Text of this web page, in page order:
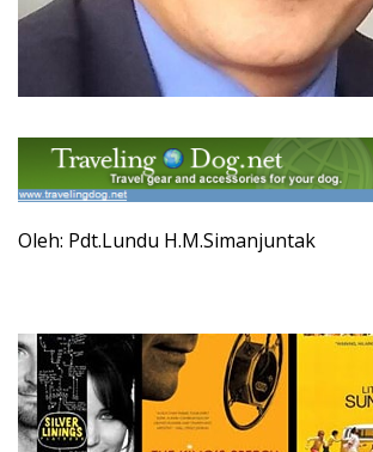
Oleh: Pdt.Lundu H.M.Simanjuntak